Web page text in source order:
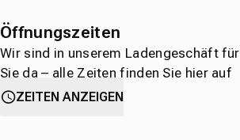
Öffnungszeiten
Wir sind in unserem Ladengeschäft für
Sie da – alle Zeiten finden Sie hier auf
einen Blick.
ZEITEN ANZEIGEN